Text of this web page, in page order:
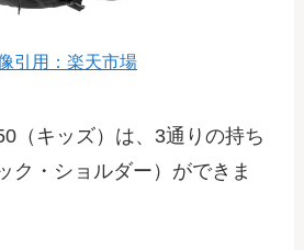
引用：楽天市場
（キッズ）は、3通りの持ち
ク・ショルダー）ができま